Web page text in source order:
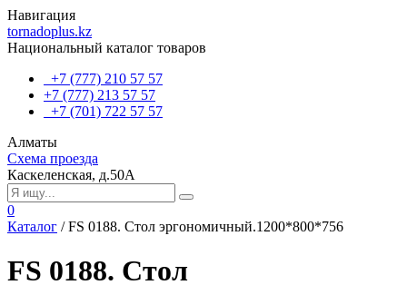
Навигация
tornadoplus.kz
Национальный каталог товаров
+7 (777) 210 57 57
+7 (777) 213 57 57
+7 (701) 722 57 57
Алматы
Схема проезда
Каскеленская, д.50А
0
Каталог /FS 0188. Стол эргономичный.1200*800*756
FS 0188. Стол